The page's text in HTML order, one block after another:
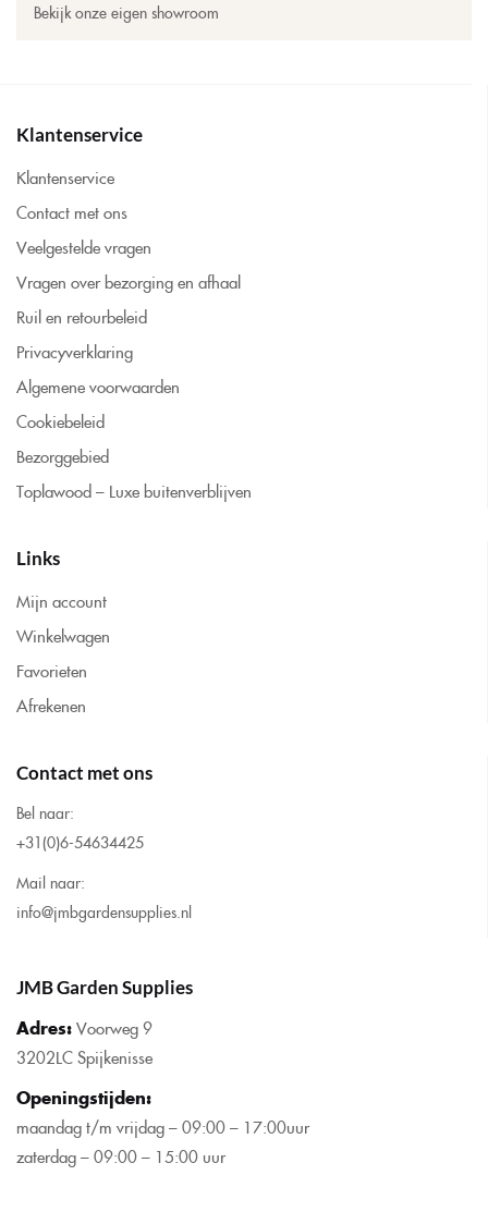
Bekijk onze eigen showroom
Klantenservice
Klantenservice
Contact met ons
Veelgestelde vragen
Vragen over bezorging en afhaal
Ruil en retourbeleid
Privacyverklaring
Algemene voorwaarden
Cookiebeleid
Bezorggebied
Toplawood – Luxe buitenverblijven
Links
Mijn account
Winkelwagen
Favorieten
Afrekenen
Contact met ons
Bel naar:
+31(0)6-54634425
Mail naar:
info@jmbgardensupplies.nl
JMB Garden Supplies
Adres:Voorweg 9
3202LC Spijkenisse
Openingstijden:
maandag t/m vrijdag – 09:00 – 17:00uur
zaterdag – 09:00 – 15:00 uur